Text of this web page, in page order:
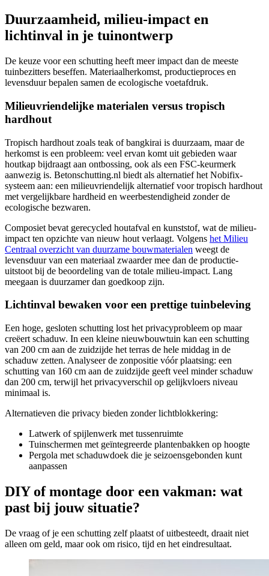
Duurzaamheid, milieu-impact en
lichtinval in je tuinontwerp
De keuze voor een schutting heeft meer impact dan de meeste
tuinbezitters beseffen. Materiaalherkomst, productieproces en
levensduur bepalen samen de ecologische voetafdruk.
Milieuvriendelijke materialen versus tropisch
hardhout
Tropisch hardhout zoals teak of bangkirai is duurzaam, maar de
herkomst is een probleem: veel ervan komt uit gebieden waar
houtkap bijdraagt aan ontbossing, ook als een FSC-keurmerk
aanwezig is. Betonschutting.nl biedt als alternatief het Nobifix-
systeem aan: een milieuvriendelijk alternatief voor tropisch hardhout
met vergelijkbare hardheid en weerbestendigheid zonder de
ecologische bezwaren.
Composiet bevat gerecycled houtafval en kunststof, wat de milieu-
impact ten opzichte van nieuw hout verlaagt. Volgens het Milieu
Centraal overzicht van duurzame bouwmaterialen weegt de
levensduur van een materiaal zwaarder mee dan de productie-
uitstoot bij de beoordeling van de totale milieu-impact. Lang
meegaan is duurzamer dan goedkoop zijn.
Lichtinval bewaken voor een prettige tuinbeleving
Een hoge, gesloten schutting lost het privacyprobleem op maar
creëert schaduw. In een kleine nieuwbouwtuin kan een schutting
van 200 cm aan de zuidzijde het terras de hele middag in de
schaduw zetten. Analyseer de zonpositie vóór plaatsing: een
schutting van 160 cm aan de zuidzijde geeft veel minder schaduw
dan 200 cm, terwijl het privacyverschil op gelijkvloers niveau
minimaal is.
Alternatieven die privacy bieden zonder lichtblokkering:
Latwerk of spijlenwerk met tussenruimte
Tuinschermen met geïntegreerde plantenbakken op hoogte
Pergola met schaduwdoek die je seizoensgebonden kunt
aanpassen
DIY of montage door een vakman: wat
past bij jouw situatie?
De vraag of je een schutting zelf plaatst of uitbesteedt, draait niet
alleen om geld, maar ook om risico, tijd en het eindresultaat.